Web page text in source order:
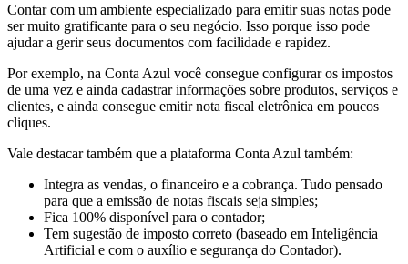
Contar com um ambiente especializado para emitir suas notas pode
ser muito gratificante para o seu negócio. Isso porque isso pode
ajudar a gerir seus documentos com facilidade e rapidez.
Por exemplo, na Conta Azul você consegue configurar os impostos
de uma vez e ainda cadastrar informações sobre produtos, serviços e
clientes, e ainda consegue emitir nota fiscal eletrônica em poucos
cliques.
Vale destacar também que a plataforma Conta Azul também:
Integra as vendas, o financeiro e a cobrança. Tudo pensado
para que a emissão de notas fiscais seja simples;
Fica 100% disponível para o contador;
Tem sugestão de imposto correto (baseado em Inteligência
Artificial e com o auxílio e segurança do Contador).